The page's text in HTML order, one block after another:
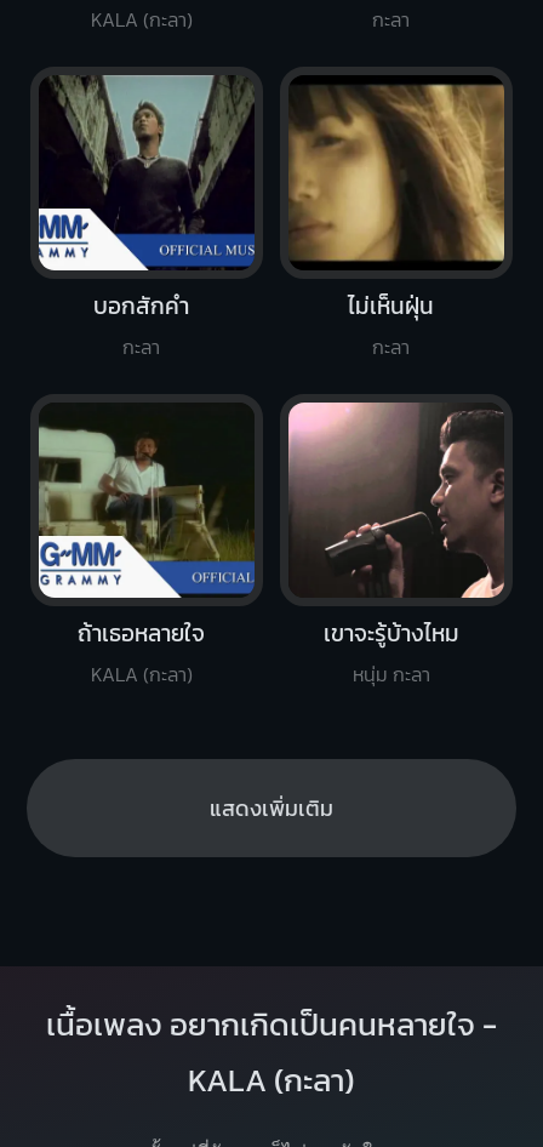
กะลา
บอกสักคำ
กะลา
ไม่เห็นฝุ่น
กะลา
KALA (กะลา)
เขาจะรู้บ้างไหม
หนุ่ม กะลา
ถ้าเธอหลายใจ
KALA (กะลา)
แสดงเพิ่มเติม
เนื้อเพลง อยากเกิดเป็นคนหลายใจ -
KALA (กะลา)